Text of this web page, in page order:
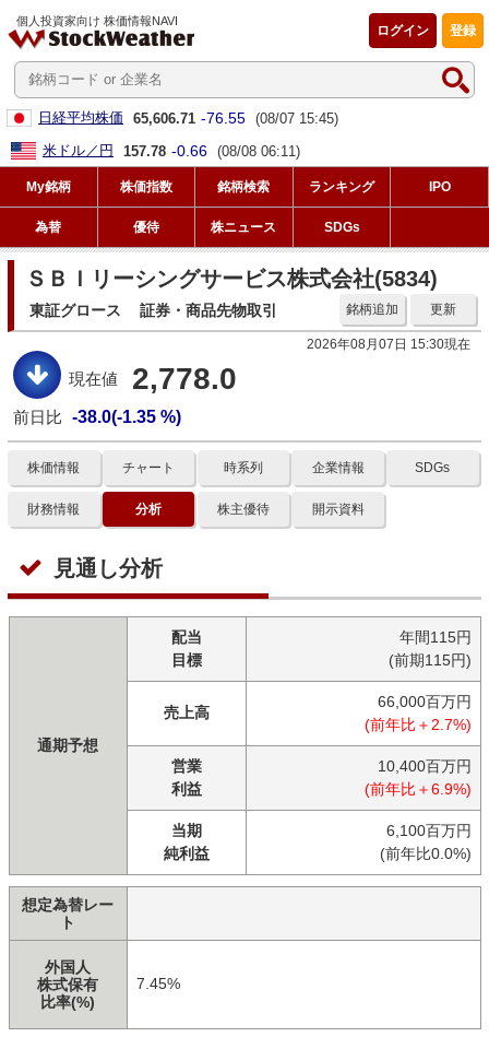
個人投資家向け 株価情報NAVI
登録
ログイン
日経平均株価 65,606.71 -76.55 (08/07 15:45)
米ドル／円
157.78 -0.66 (08/08 06:11)
My銘柄 株価指数 銘柄検索 ランキング IPO
為替 優待 株ニュース SDGs
ＳＢＩリーシングサービス株式会社(5834)
東証グロース 証券・商品先物取引 更新
銘柄追加
2026年08月07日 15:30現在
現在値 2,778.0
前日比 -38.0(-1.35 %)
株価情報 チャート 時系列 企業情報 SDGs
財務情報 分析 株主優待 開示資料
見通し分析
通期予想
配当
目標
年間115円
(前期115円)
売上高
66,000百万円
(前年比＋2.7%)
営業
利益
10,400百万円
(前年比＋6.9%)
当期
純利益
6,100百万円
(前年比0.0%)
想定為替レー
ト
外国人
株式保有
比率(%)
7.45%